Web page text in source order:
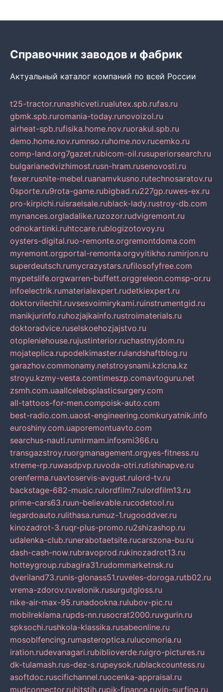
Справочник заводов и фабрик
Актуальный каталог компаний по всей России
t25-tractor.runashicveti.rualutex.spb.rufas.ru
gbmk.spb.ruromania-today.runovoizol.ru
airheat-spb.rufisika.home.nov.ruorakul.spb.ru
demo.home.nov.rumnso.ruhome.nov.rucemko.ru
comp-land.org7gazet.rubicom-oil.rusuperiorsearch.ru
bulgarianedvizhimost.rusn-hram.rusenovosti.ru
fexer.rusnite-mebel.ruanamvkusno.rutechnosaratov.ru
0sporte.ru9rota-game.rubigbad.ru227gp.ruwes-ex.ru
pro-kirpichi.ruisraelsale.rublack-lady.rustroy-db.com
mynances.orgladalike.ruzozor.rudvigremont.ru
odnokartinki.ruhtccare.rublogizotovoy.ru
oysters-digital.ruo-remonte.orgremontdoma.com
myremont.orgportal-remonta.orgvyitikho.rumirjon.ru
superdeutsch.rumycrazystars.rufilosofyfree.com
mypetslife.orgwarren-buffett.orggreleon.comsp-or.ru
infoelectrik.rumaterialexpert.rudetkiexpert.ru
doktorvilechit.ruvsesvoimirykami.ruinstrumentgid.ru
manikjurinfo.ruhozjajkainfo.rustroimaterials.ru
doktoradvice.ruselskoehozjajstvo.ru
otopleniehouse.rujustinterior.ruchastnyjdom.ru
mojateplica.rupodelkimaster.rulandshaftblog.ru
garazhov.commonamy.netstroysnami.kzlcna.kz
stroyu.kzmy-vesta.comtimeszp.comavtoguru.net
zsmh.com.uaallcelebsplasticsurgery.com
all-tattoos-for-men.compoisk-auto.com
best-radio.com.uaost-engineering.comkuryatnik.info
euroshiny.com.uaporemontuavto.com
searchus-nauti.rumirmam.infosmi366.ru
transgazstroy.ruorgmanagement.orgyes-fitness.ru
xtreme-rp.ruwasdpvp.ruvoda-otri.rutishinapve.ru
orenferma.ruavtoservis-avgust.rulord-tv.ru
backstage-682-music.rulordfilm7.rulordfilm13.ru
prime-cars63.ruun-believable.rucodetool.ru
legardoauto.rulithasa.rumuz-1.rugooddver.ru
kinozadrot-3.ruqr-plus-promo.ru2shizashop.ru
udalenka-club.runerabotaetsite.rucarszona-bu.ru
dash-cash-now.rubravoprod.rukinozadrot13.ru
hotteygroup.rubagira31.rudommarketnsk.ru
dveriland73.runis-glonass51.ruveles-doroga.rutb02.ru
vrema-zdorov.ruvelonik.rusurgutgloss.ru
nike-air-max-95.runadookna.rulubov-pic.ru
mobilreklama.rupds-nn.rusocrat2000.ruvgurin.ru
spksochi.rushkola-klassika.rusabeonline.ru
mosoblfencing.rumasteroptica.rulucomoria.ru
iration.rudevanagari.rubiblioverde.ruigro-pictures.ru
dk-tulamash.rus-dez-s.rupeysok.rublackcountess.ru
asoftdoc.ruscifichannel.ruocenka-appraisal.ru
mudconnector.ruhitstih.rupik-finance.ruvip-surfing.ru